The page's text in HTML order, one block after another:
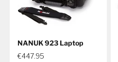
NANUK 923 Laptop
€447.95